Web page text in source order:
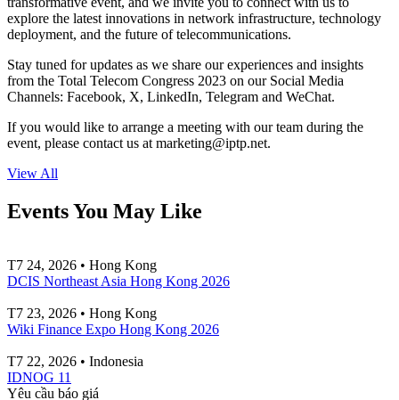
explore the latest innovations in network infrastructure, technology
deployment, and the future of telecommunications.
Stay tuned for updates as we share our experiences and insights
from the Total Telecom Congress 2023 on our Social Media
Channels: Facebook, X, LinkedIn, Telegram and WeChat.
If you would like to arrange a meeting with our team during the
event, please contact us at marketing iptp.net.
View All
Events You May Like
T7 24, 2026 • Hong Kong
DCIS Northeast Asia Hong Kong 2026
T7 23, 2026 • Hong Kong
Wiki Finance Expo Hong Kong 2026
T7 22, 2026 • Indonesia
IDNOG 11
Yêu cầu báo giá